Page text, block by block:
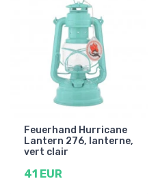
Feuerhand Hurricane
Lantern 276, lanterne,
vert clair
41 EUR